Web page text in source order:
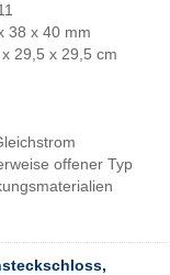
38 x 40 mm
29,5 x 29,5 cm
offener Typ